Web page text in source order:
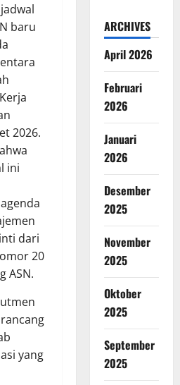
baru
2026.
ini
dari
20
ASN.
yang
ARCHIVES
April 2026
Februari
2026
Januari
2026
Desember
2025
November
2025
Oktober
2025
September
2025